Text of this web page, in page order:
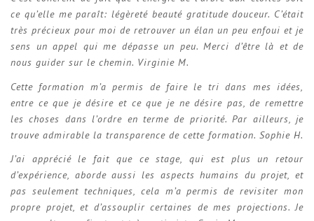
ce qu’elle me paraît: légèreté beauté gratitude douceur. C’était
très précieux pour moi de retrouver un élan un peu enfoui et je
sens un appel qui me dépasse un peu. Merci d’être là et de
nous guider sur le chemin. Virginie M.
Cette formation m’a permis de faire le tri dans mes idées,
entre ce que je désire et ce que je ne désire pas, de remettre
les choses dans l’ordre en terme de priorité. Par ailleurs, je
trouve admirable la transparence de cette formation. Sophie H.
J’ai apprécié le fait que ce stage, qui est plus un retour
d’expérience, aborde aussi les aspects humains du projet, et
pas seulement techniques, cela m’a permis de revisiter mon
propre projet, et d’assouplir certaines de mes projections. Je